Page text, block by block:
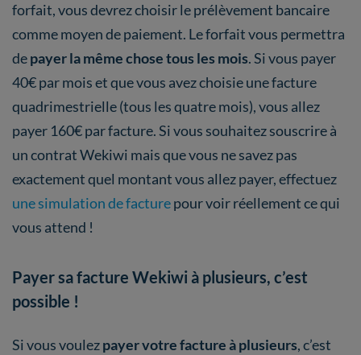
forfait, vous devrez choisir le prélèvement bancaire
comme moyen de paiement. Le forfait vous permettra
depayer la même chose tous les mois. Si vous payer
40€ par mois et que vous avez choisie une facture
quadrimestrielle (tous les quatre mois), vous allez
payer 160€ par facture. Si vous souhaitez souscrire à
un contrat Wekiwi mais que vous ne savez pas
exactement quel montant vous allez payer, effectuez
une simulation de facturepour voir réellement ce qui
vous attend !
Payer sa facture Wekiwi à plusieurs, c’est
possible !
Si vous voulezpayer votre facture à plusieurs, c’est